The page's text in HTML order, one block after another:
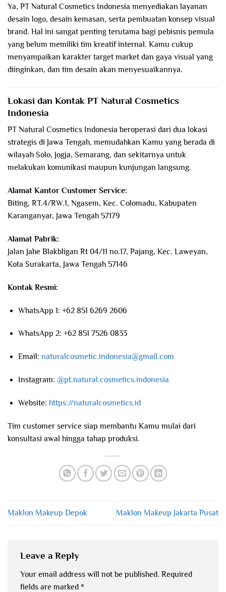
Ya, PT Natural Cosmetics Indonesia menyediakan layanan
desain logo, desain kemasan, serta pembuatan konsep visual
brand. Hal ini sangat penting terutama bagi pebisnis pemula
yang belum memiliki tim kreatif internal. Kamu cukup
menyampaikan karakter target market dan gaya visual yang
diinginkan, dan tim desain akan menyesuaikannya.
Lokasi dan Kontak PT Natural Cosmetics
Indonesia
PT Natural Cosmetics Indonesia beroperasi dari dua lokasi
strategis di Jawa Tengah, memudahkan Kamu yang berada di
wilayah Solo, Jogja, Semarang, dan sekitarnya untuk
melakukan komunikasi maupun kunjungan langsung.
Alamat Kantor Customer Service:
Biting, RT.4/RW.1, Ngasem, Kec. Colomadu, Kabupaten
Karanganyar, Jawa Tengah 57179
Alamat Pabrik:
Jalan Jahe Blakbligan Rt 04/11 no.17, Pajang, Kec. Laweyan,
Kota Surakarta, Jawa Tengah 57146
Kontak Resmi:
WhatsApp 1: +62 851 6269 2606
WhatsApp 2: +62 851 7526 0833
Email: naturalcosmetic.indonesia@gmail.com
Instagram: @pt.natural.cosmetics.indonesia
Website:https://naturalcosmetics.id
Tim customer service siap membantu Kamu mulai dari
konsultasi awal hingga tahap produksi.
Maklon Makeup Depok Maklon Makeup Jakarta Pusat
Leave a Reply
Your email address will not be published. Required
fields are marked *